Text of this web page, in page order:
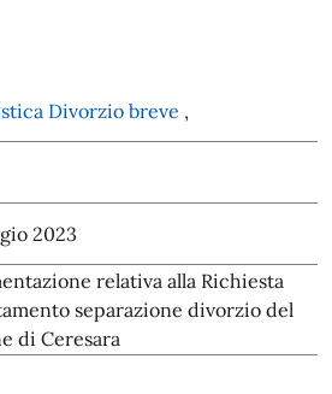
Divorzio breve ,
2023
relativa alla Richiesta
separazione divorzio del
di Ceresara